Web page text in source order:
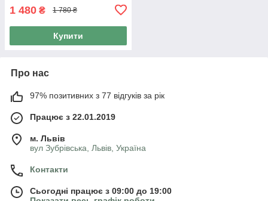
1 480 ₴ 1 780 ₴
Купити
Про нас
97% позитивних з 77 відгуків за рік
Працює з 22.01.2019
м. Львів
вул Зубрівська, Львів, Україна
Контакти
Сьогодні працює з 09:00 до 19:00